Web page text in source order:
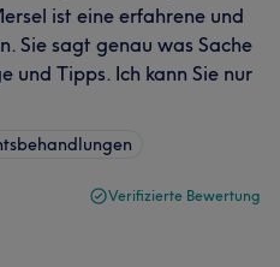
ist eine erfahrene und
Sie sagt genau was Sache
und Tipps. Ich kann Sie nur
Verifizierte Bewertung